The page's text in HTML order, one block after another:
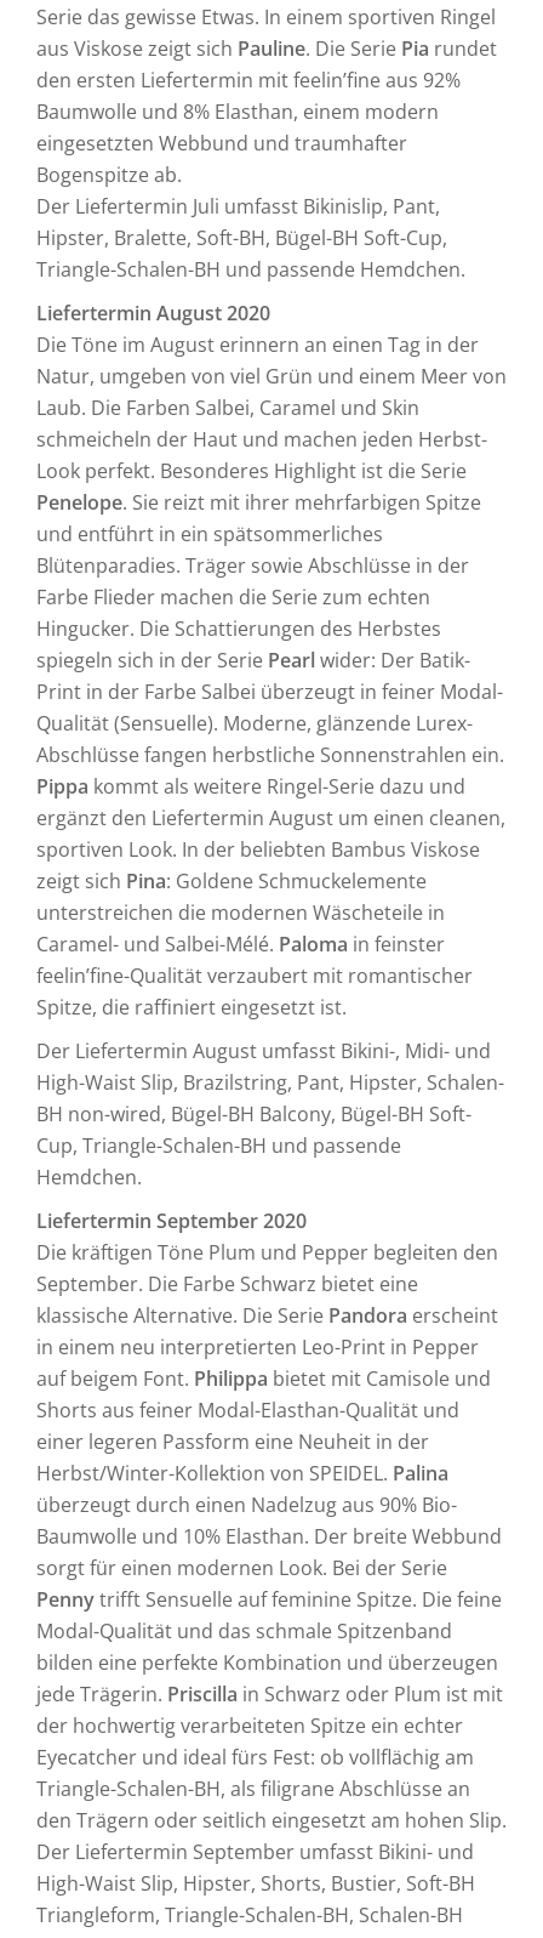
Serie das gewisse Etwas. In einem sportiven Ringel
aus Viskosezeigt sich Pauline. Die Serie Pia rundet
den ersten Liefertermin mit feelin’fine aus 92%
Baumwolle und 8% Elasthan, einem modern
eingesetzten Webbund und traumhafter
Bogenspitze ab.
Der Liefertermin Juli umfasst Bikinislip, Pant,
Hipster, Bralette, Soft-BH, Bügel-BH Soft-Cup,
Triangle-Schalen-BH und passende Hemdchen.
Liefertermin August 2020
Die Töne im August erinnern an einen Tag in der
Natur, umgeben von viel Grün und einem Meer von
Laub. Die Farben Salbei, Caramel und Skin
schmeicheln der Haut und machen jeden Herbst-
Look perfekt. Besonderes Highlight ist die Serie
Penelope. Sie reizt mit ihrer mehrfarbigen Spitze
und entführt in ein spätsommerliches
Blütenparadies. Träger sowie Abschlüsse in der
Farbe Flieder machen die Serie zum echten
Hingucker. Die Schattierungen des Herbstes
spiegeln sich in der Serie Pearlwider: Der Batik-
Print in der Farbe Salbei überzeugt in feiner Modal-
Qualität (Sensuelle). Moderne, glänzende Lurex-
Abschlüsse fangen herbstliche Sonnenstrahlen ein.
Pippa kommt als weitere Ringel-Serie dazu und
ergänzt den Liefertermin August um einen cleanen,
sportiven Look. In der beliebten Bambus Viskose
zeigt sich Pina: Goldene Schmuckelemente
unterstreichen die modernen Wäscheteile in
Caramel- und Salbei-Mélé. Paloma in feinster
feelin’fine-Qualität verzaubert mit romantischer
Spitze, die raffiniert eingesetzt ist.
Der Liefertermin August umfasst Bikini-, Midi- und
High-Waist Slip, Brazilstring, Pant, Hipster, Schalen-
BH non-wired, Bügel-BH Balcony, Bügel-BH Soft-
Cup, Triangle-Schalen-BH und passende
Hemdchen.
Liefertermin September 2020
Die kräftigen Töne Plum und Pepper begleiten den
September. Die Farbe Schwarz bietet eine
klassische Alternative. Die Serie Pandora erscheint
in einem neu interpretierten Leo-Print in Pepper
auf beigem Font. Philippa bietet mit Camisole und
Shorts aus feiner Modal-Elasthan-Qualität und
einer legeren Passform eine Neuheit in der
Herbst/Winter-Kollektion von SPEIDEL. Palina
überzeugt durch einen Nadelzug aus 90% Bio-
Baumwolle und 10% Elasthan. Der breite Webbund
sorgt für einen modernen Look. Bei der Serie
Pennytrifft Sensuelle auf feminine Spitze. Die feine
Modal-Qualität und das schmale Spitzenband
bilden eine perfekte Kombination und überzeugen
jede Trägerin. Priscilla in Schwarz oder Plum ist mit
der hochwertig verarbeiteten Spitze ein echter
Eyecatcher und ideal fürs Fest: ob vollflächig am
Triangle-Schalen-BH, als filigrane Abschlüsse an
den Trägern oder seitlich eingesetzt am hohen Slip.
Der Liefertermin September umfasst Bikini- und
High-Waist Slip, Hipster, Shorts, Bustier, Soft-BH
Triangleform, Triangle-Schalen-BH, Schalen-BH